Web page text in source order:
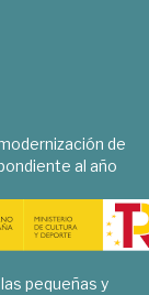
de
al año
pequeñas y